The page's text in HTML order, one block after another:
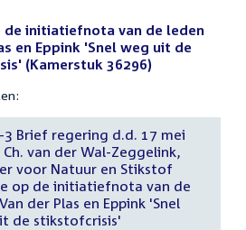
de initiatiefnota van de leden
en Eppink 'Snel weg uit de
(Kamerstuk 36296)
3 Brief regering d.d. 17 mei
Ch. van der Wal-Zeggelink,
voor Natuur en Stikstof
op de initiatiefnota van de
der Plas en Eppink 'Snel
de stikstofcrisis'